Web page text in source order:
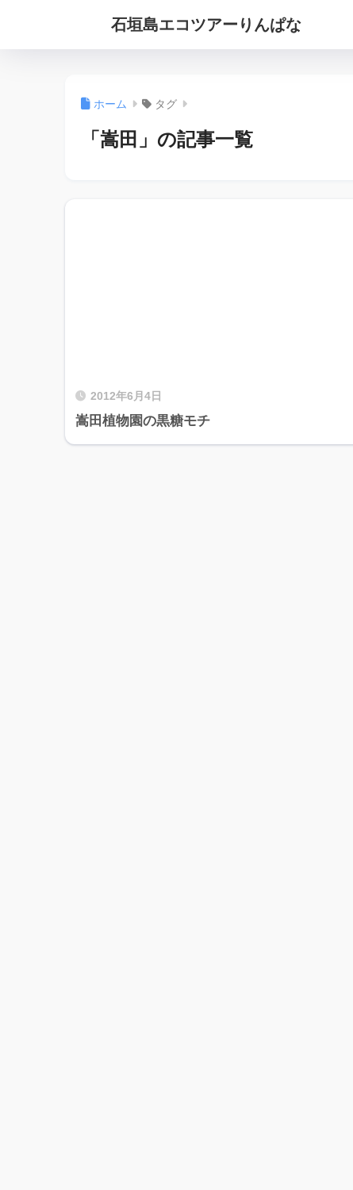
石垣島エコツアーりんぱな
ホーム タグ
「嵩田」の記事一覧
2012年6月4日
嵩田植物園の黒糖モチ